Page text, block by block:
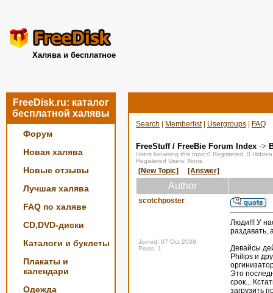
Халява и бесплатное
FreeDisk.ru: каталог
бесплатной халявы
Форум
Новая халява
Новые отзывы
Лучшая халява
FAQ по халяве
CD,DVD-диски
Каталоги и буклеты
Плакаты и
календари
Одежда
Search Memberlist| Usergroups FAQ
FreeStuff / FreeBie Forum Index ->
Users browsing this topic:0 Registered, 0
Registered Users: None
[New Topic] [Answer]
Author
scotchposter
Joined: 07 Oct 2008
Posts: 1
Люди!!! У
раздавать,
Девайсы
Philips и
Это
срок...
загрузить